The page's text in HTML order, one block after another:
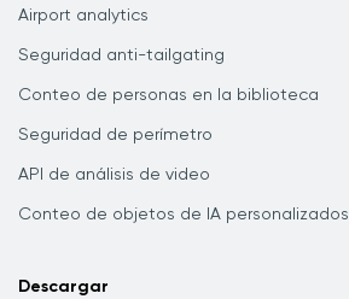
Airport analytics
Seguridad anti-tailgating
Conteo de personas en la biblioteca
Seguridad de perímetro
API de análisis de video
Conteo de objetos de IA personalizados
Descargar